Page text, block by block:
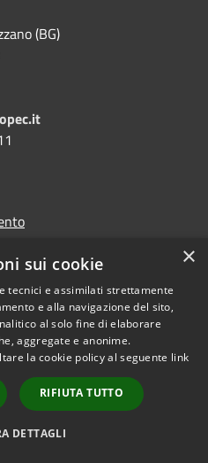
(BG)
×
sui cookie
tecnici e assimilati strettamente
e alla navigazione del sito,
al solo fine di elaborare
aggregate e anonime.
la cookie policy al seguente link
RIFIUTA TUTTO
DETTAGLI